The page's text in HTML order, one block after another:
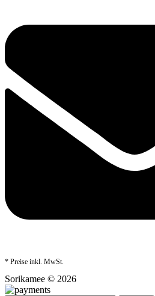
* Preise inkl. MwSt.
Sorikamee © 2026